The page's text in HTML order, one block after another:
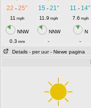
22 -25° 15- 21° 11 - 14°
11 mph 11.9 mph 7.6 mph
NNW NNW N
0.3 mm - -
Details - per uur - Niewe pagina